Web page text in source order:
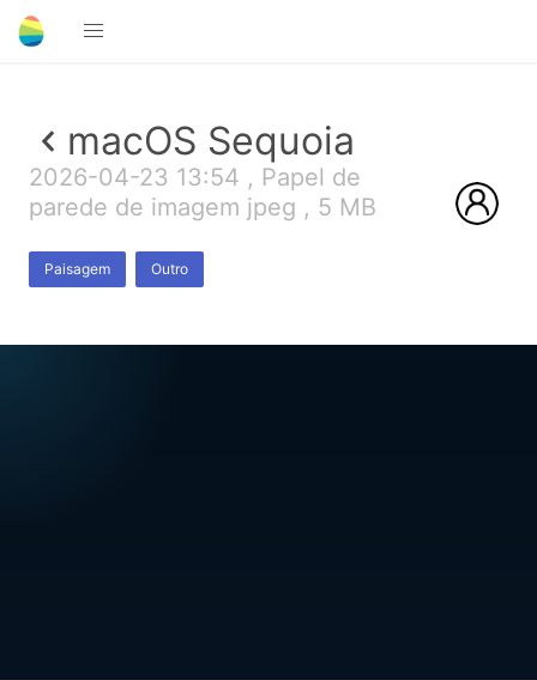
macOS Sequoia
2026-04-23 13:54 , Papel de
parede de imagem jpeg , 5 MB
Paisagem Outro